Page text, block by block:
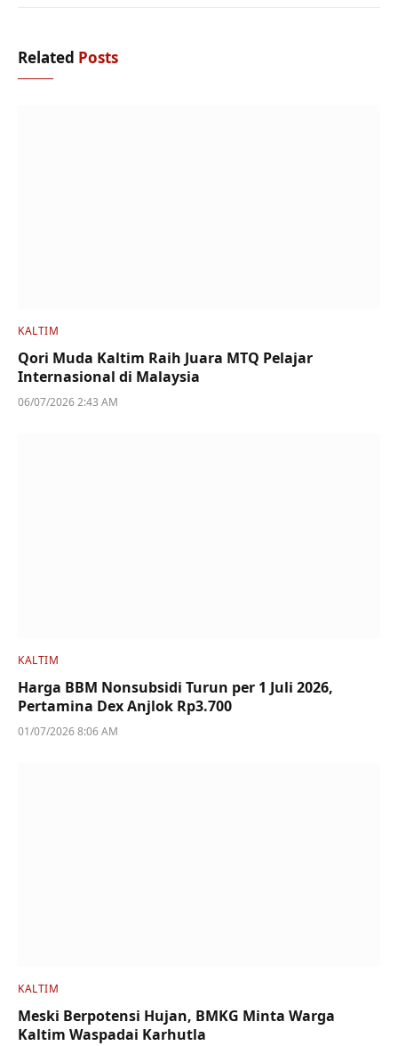
Related Posts
KALTIM
Qori Muda Kaltim Raih Juara MTQ Pelajar
Internasional di Malaysia
06/07/2026 2:43 AM
KALTIM
Harga BBM Nonsubsidi Turun per 1 Juli 2026,
Pertamina Dex Anjlok Rp3.700
01/07/2026 8:06 AM
KALTIM
Meski Berpotensi Hujan, BMKG Minta Warga
Kaltim Waspadai Karhutla